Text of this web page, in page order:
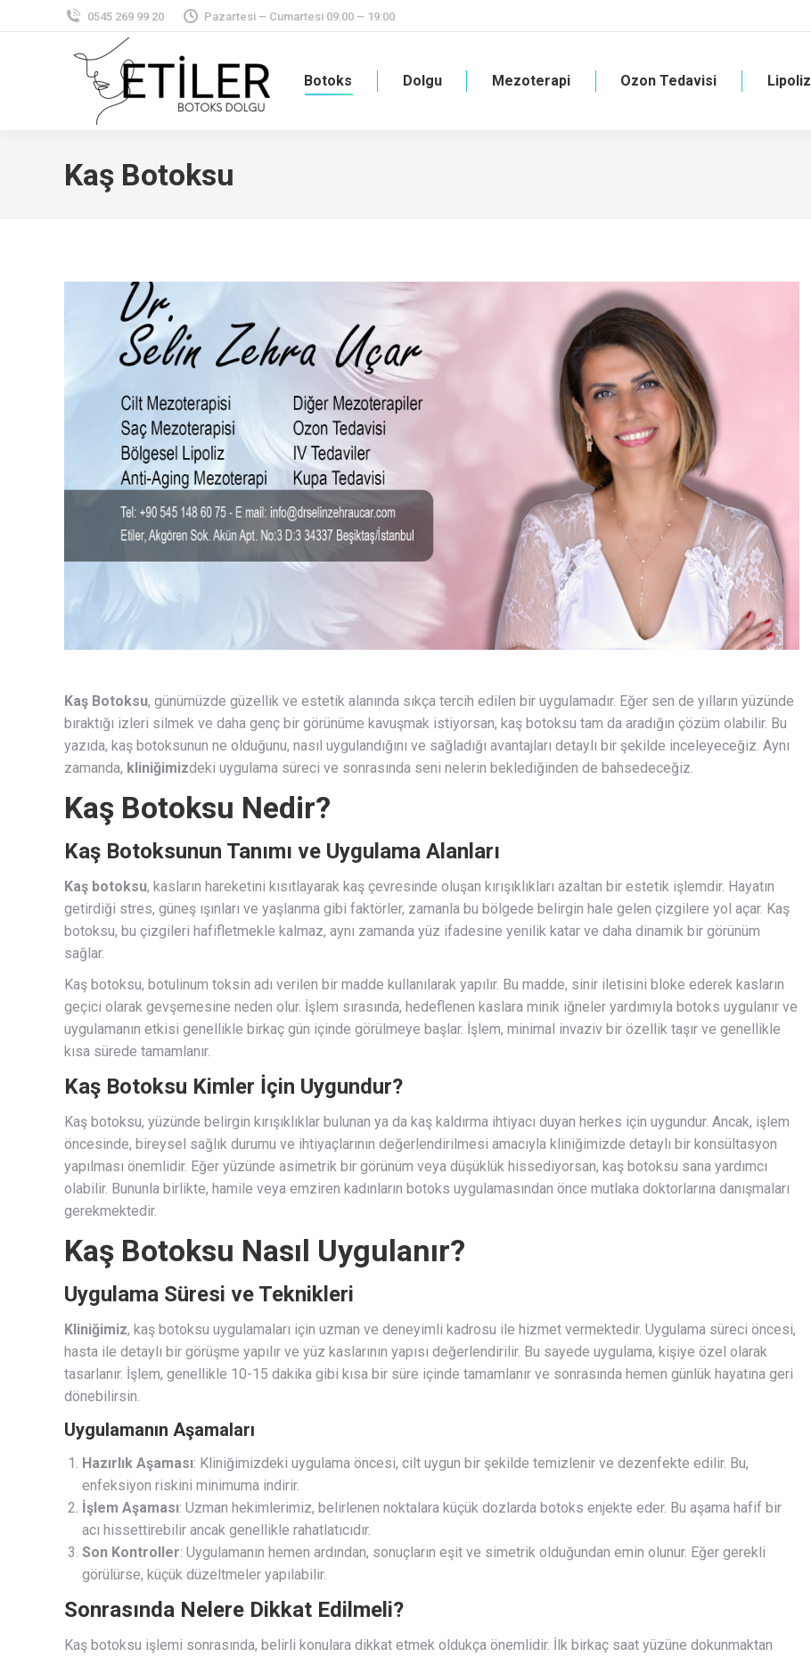
0545 269 99 20 Pazartesi – Cumartesi 09:00 – 19:00
Botoks Dolgu Mezoterapi Ozon Tedavisi Lipoliz
Kaş Botoksu
Kaş Botoksu, günümüzde güzellik ve estetik alanında sıkça tercih edilen bir uygulamadır. Eğer sen de yılların yüzünde
bıraktığı izleri silmek ve daha genç bir görünüme kavuşmak istiyorsan, kaş botoksu tam da aradığın çözüm olabilir. Bu
yazıda, kaş botoksunun ne olduğunu, nasıl uygulandığını ve sağladığı avantajları detaylı bir şekilde inceleyeceğiz. Aynı
zamanda, kliniğimizdeki uygulama süreci ve sonrasında seni nelerin beklediğinden de bahsedeceğiz.
Kaş Botoksu Nedir?
Kaş Botoksunun Tanımı ve Uygulama Alanları
Kaş botoksu, kasların hareketini kısıtlayarak kaş çevresinde oluşan kırışıklıkları azaltan bir estetik işlemdir. Hayatın
getirdiği stres, güneş ışınları ve yaşlanma gibi faktörler, zamanla bu bölgede belirgin hale gelen çizgilere yol açar. Kaş
botoksu, bu çizgileri hafifletmekle kalmaz, aynı zamanda yüz ifadesine yenilik katar ve daha dinamik bir görünüm
sağlar.
Kaş botoksu, botulinum toksin adı verilen bir madde kullanılarak yapılır. Bu madde, sinir iletisini bloke ederek kasların
geçici olarak gevşemesine neden olur. İşlem sırasında, hedeflenen kaslara minik iğneler yardımıyla botoks uygulanır ve
uygulamanın etkisi genellikle birkaç gün içinde görülmeye başlar. İşlem, minimal invaziv bir özellik taşır ve genellikle
kısa sürede tamamlanır.
Kaş Botoksu Kimler İçin Uygundur?
Kaş botoksu, yüzünde belirgin kırışıklıklar bulunan ya da kaş kaldırma ihtiyacı duyan herkes için uygundur. Ancak, işlem
öncesinde, bireysel sağlık durumu ve ihtiyaçlarının değerlendirilmesi amacıyla kliniğimizde detaylı bir konsültasyon
yapılması önemlidir. Eğer yüzünde asimetrik bir görünüm veya düşüklük hissediyorsan, kaş botoksu sana yardımcı
olabilir. Bununla birlikte, hamile veya emziren kadınların botoks uygulamasından önce mutlaka doktorlarına danışmaları
gerekmektedir.
Kaş Botoksu Nasıl Uygulanır?
Uygulama Süresi ve Teknikleri
Kliniğimiz, kaş botoksu uygulamaları için uzman ve deneyimli kadrosu ile hizmet vermektedir. Uygulama süreci öncesi,
hasta ile detaylı bir görüşme yapılır ve yüz kaslarının yapısı değerlendirilir. Bu sayede uygulama, kişiye özel olarak
tasarlanır. İşlem, genellikle 10-15 dakika gibi kısa bir süre içinde tamamlanır ve sonrasında hemen günlük hayatına geri
dönebilirsin.
Uygulamanın Aşamaları
Hazırlık Aşaması: Kliniğimizdeki uygulama öncesi, cilt uygun bir şekilde temizlenir ve dezenfekte edilir. Bu,
enfeksiyon riskini minimuma indirir.
İşlem Aşaması: Uzman hekimlerimiz, belirlenen noktalara küçük dozlarda botoks enjekte eder. Bu aşama hafif bir
acı hissettirebilir ancak genellikle rahatlatıcıdır.
Son Kontroller: Uygulamanın hemen ardından, sonuçların eşit ve simetrik olduğundan emin olunur. Eğer gerekli
görülürse, küçük düzeltmeler yapılabilir.
Sonrasında Nelere Dikkat Edilmeli?
Kaş botoksu işlemi sonrasında, belirli konulara dikkat etmek oldukça önemlidir. İlk birkaç saat yüzüne dokunmaktan